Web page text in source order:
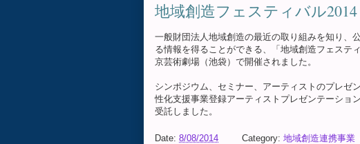
地域創造フェスティバル2014
一般財団法人地域創造の最近の取り組みを知り、
る情報を得ることができる、「地域創造フェステ
京芸術劇場（池袋）で開催されました。
シンポジウム、セミナー、アーティストのプレゼ
性化支援事業登録アーティストプレゼンテーショ
受託しました。
Date: 8/08/2014 Category: 地域創造連携事業